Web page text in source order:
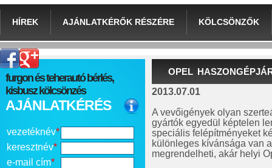
HÍREK AJÁNLATKÉRŐK RÉSZÉRE KÖLCSÖNZŐK
furgon és teherautó bérlés,
kisbusz kölcsönzés
AJÁNLATKÉRÉS
vezetéknév*
keresztnév*
e-mail cím*
OPEL
2013.07.01
A vevőigények olyan
gyártók egyedül képtelen
speciális felépítményeket
különleges kívánsága van
megrendelheti, akár helyi